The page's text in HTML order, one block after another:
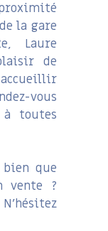
la gare
Laure
de
vous
à toutes
que
vente ?